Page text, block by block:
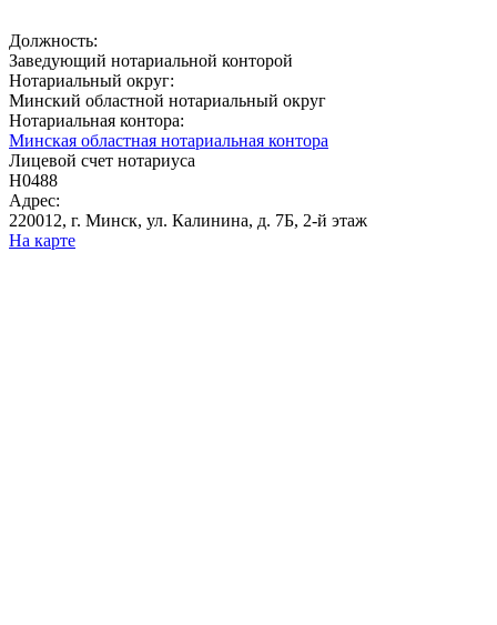
Должность:
Заведующий нотариальной конторой
Нотариальный округ:
Минский областной нотариальный округ
Нотариальная контора:
Минская областная нотариальная контора
Лицевой счет нотариуса
Н0488
Адрес:
220012, г. Минск, ул. Калинина, д. 7Б, 2-й этаж
На карте